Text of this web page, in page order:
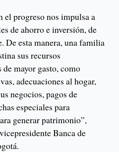
el progreso nos impulsa a
de ahorro e inversión, de
De esta manera, una familia
sus recursos
de mayor gasto, como
adecuaciones al hogar,
negocios, pagos de
especiales para
generar patrimonio”,
Banca de